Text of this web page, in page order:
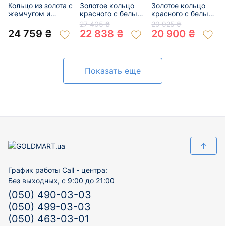
Кольцо из золота с
жемчугом и
201021664
24 759 ₴
Золотое кольцо
красного с белым
цвета с жемчугом
и цирконом 01-
200768543
27 405 ₴
22 838 ₴
Золотое кольцо
красного с белым
цвета с жемчугом
и цирконом 01-
200127091
29 925 ₴
20 900 ₴
Показать еще
↑
График работы Call - центра:
Без выходных, с 9:00 до 21:00
(050) 490-03-03
(050) 499-03-03
(050) 463-03-01